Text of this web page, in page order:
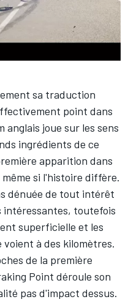
sa traduction
point dans
anglais joue sur les sens
ingrédients de ce
apparition dans
même si l'histoire diffère.
dénuée de tout intérêt
intéressantes, toutefois
superficielle et les
voient à des kilomètres.
de la première
Point déroule son
pas d'impact dessus.